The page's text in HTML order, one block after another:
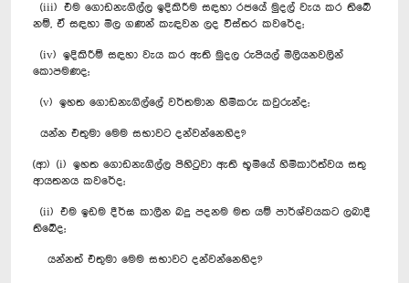
(iii) එම ගොඩනැගිල්ල ඉදිකිරීම සඳහා රජයේ මුදල් වැය කර තිබේ
නම්, ඒ සඳහා මිල ගණන් කැඳවන ලද විස්තර කවරේද;
(iv) ඉදිකිරීම් සඳහා වැය කර ඇති මුදල රුපියල් මිලියනවලින්
කොපමණද;
(v) ඉහත ගොඩනැගිල්ලේ වර්තමාන හිමිකරු කවුරුන්ද;
යන්න එතුමා මෙම සභාවට දන්වන්නෙහිද?
(ආ) (i) ඉහත ගොඩනැගිල්ල පිහිටුවා ඇති භූමියේ හිමිකාරිත්වය සතු
ආයතනය කවරේද;
(ii) එම ඉඩම දීර්ඝ කාලීන බදු පදනම මත යම් පාර්ශ්වයකට ලබාදී
තිබේද;
යන්නත් එතුමා මෙම සභාවට දන්වන්නෙහිද?